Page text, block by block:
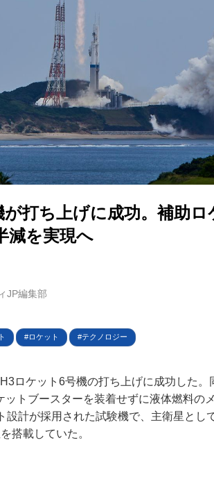
ード
打ち上げに成功。補助ロ
減を実現へ
JP編集部
ロケット テクノロジー
ロケット6号機の打ち上げに成功した。
トブースターを装着せずに液体燃料の
設計が採用された試験機で、主衛星とし
搭載していた。